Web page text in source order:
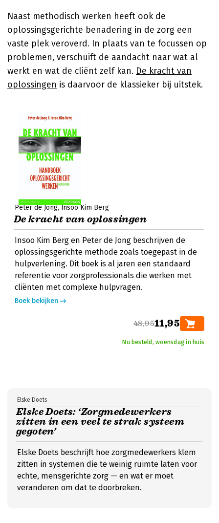
Naast methodisch werken heeft ook de
oplossingsgerichte benadering in de zorg een
vaste plek veroverd. In plaats van te focussen op
problemen, verschuift de aandacht naar wat al
werkt en wat de cliënt zelf kan. De kracht van
oplossingen is daarvoor de klassieker bij uitstek.
Peter de Jong Insoo Kim Berg
De kracht van oplossingen
Insoo Kim Berg en Peter de Jong beschrijven de
oplossingsgerichte methode zoals toegepast in de
hulpverlening. Dit boek is al jaren een standaard
referentie voor zorgprofessionals die werken met
cliënten met complexe hulpvragen.
Boek bekijken
48,9511,95
Nu besteld, woensdag in huis
Elske Doets: ‘Zorgmedewerkers
zitten in een veel te strak systeem
gegoten’
Elske Doets
Elske Doets beschrijft hoe zorgmedewerkers klem
zitten in systemen die te weinig ruimte laten voor
echte, mensgerichte zorg — en wat er moet
veranderen om dat te doorbreken.